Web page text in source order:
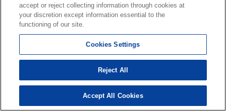
accept or reject collecting information through cookies at
your discretion except information essential to the
functioning of our site.
Cookies Settings
Reject All
Accept All Cookies